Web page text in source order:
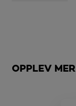
OPPLEV MER